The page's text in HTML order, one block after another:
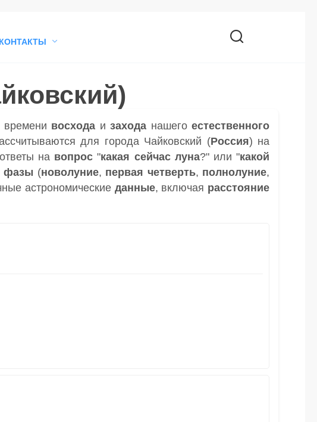
КОНТАКТЫ
времени восхода изахода нашегоестественного
для города Чайковский (Россия) на
на вопрос "какая сейчас луна?" или "какой
фазы (новолуние, первая четверть, полнолуние,
астрономические данные, включая расстояние